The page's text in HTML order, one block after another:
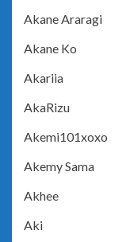
Akane Araragi
Akane Ko
Akariia
AkaRizu
Akemi101xoxo
Akemy Sama
Akhee
Aki